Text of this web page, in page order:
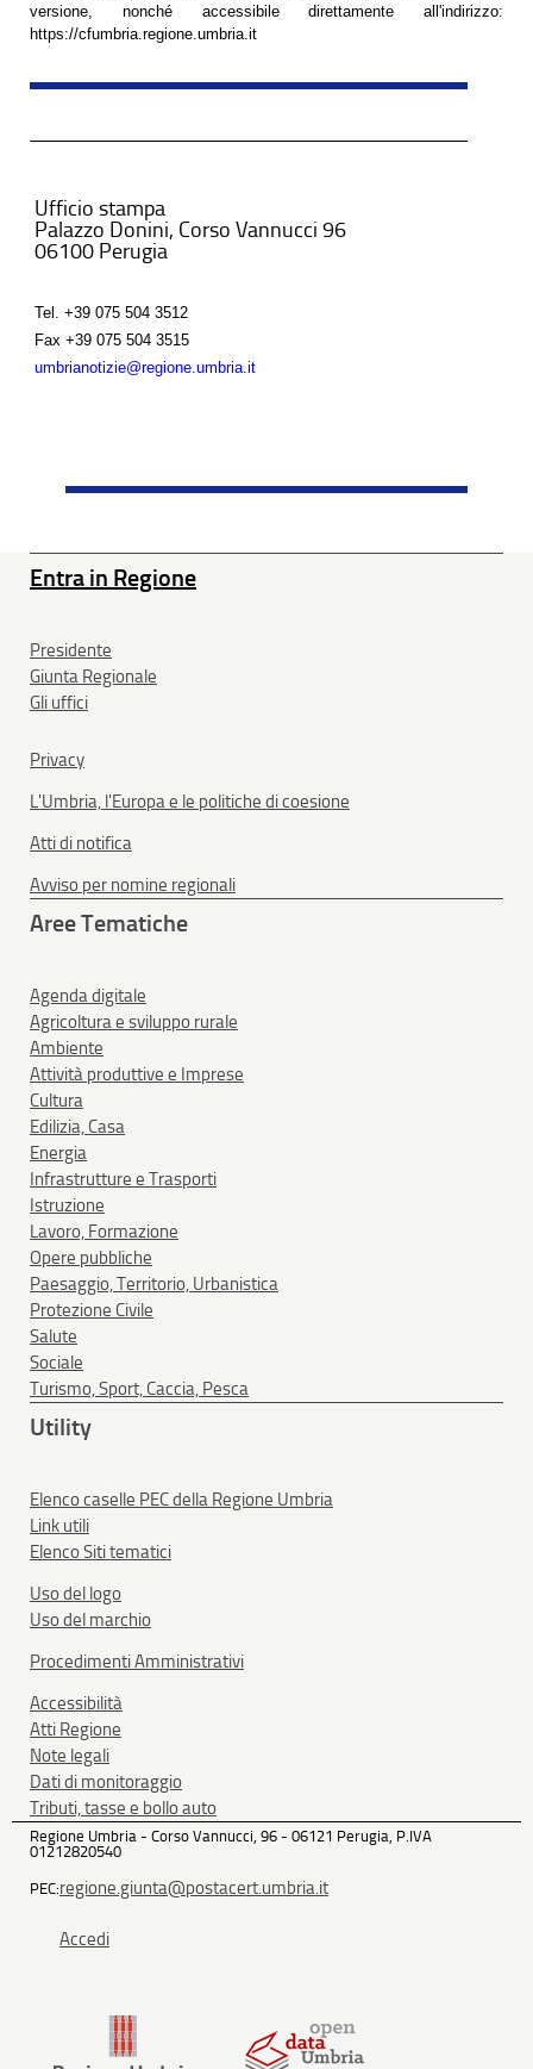
versione, nonché accessibile direttamente all'indirizzo:
https://cfumbria.regione.umbria.it
Ufficio stampa
Palazzo Donini, Corso Vannucci 96
06100 Perugia
Tel. +39 075 504 3512
Fax +39 075 504 3515
umbrianotizie@regione.umbria.it
Entra in Regione
Presidente
Giunta Regionale
Gli uffici
Privacy
L'Umbria, l'Europa e le politiche di coesione
Atti di notifica
Avviso per nomine regionali
Aree Tematiche
Agenda digitale
Agricoltura e sviluppo rurale
Ambiente
Attività produttive e Imprese
Cultura
Edilizia, Casa
Energia
Infrastrutture e Trasporti
Istruzione
Lavoro, Formazione
Opere pubbliche
Paesaggio, Territorio, Urbanistica
Protezione Civile
Salute
Sociale
Turismo, Sport, Caccia, Pesca
Utility
Elenco caselle PEC della Regione Umbria
Link utili
Elenco Siti tematici
Uso del logo
Uso del marchio
Procedimenti Amministrativi
Accessibilità
Atti Regione
Note legali
Dati di monitoraggio
Tributi, tasse e bollo auto
Regione Umbria - Corso Vannucci, 96 - 06121 Perugia, P.IVA
01212820540
PEC:regione.giunta@postacert.umbria.it
Accedi